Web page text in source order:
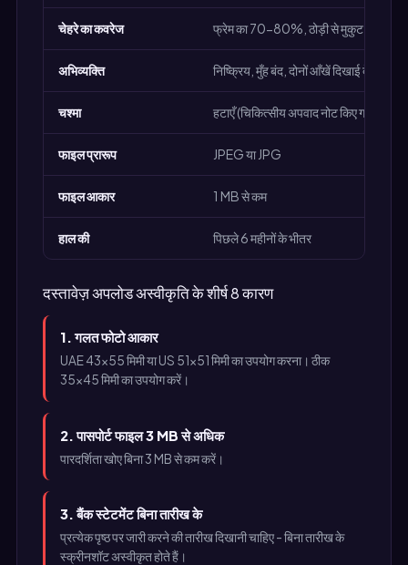
चेहरे का कवरेज फ्रेम का 70-80%, ठोड़ी से मुकुट तक
अभिव्यक्ति निष्क्रिय, मुँह बंद, दोनों आँखें दिखाई दें
चश्मा हटाएँ (चिकित्सीय अपवाद नोट किए गए हैं)
फाइल प्रारूप JPEG या JPG
फाइल आकार 1 MB से कम
हाल की पिछले 6 महीनों के भीतर
दस्तावेज़ अपलोड अस्वीकृति के शीर्ष 8 कारण
1. गलत फोटो आकार
UAE 43×55 मिमी या US 51×51 मिमी का उपयोग करना। ठीक
35×45 मिमी का उपयोग करें।
2. पासपोर्ट फाइल 3 MB से अधिक
पारदर्शिता खोए बिना 3 MB से कम करें।
3. बैंक स्टेटमेंट बिना तारीख के
प्रत्येक पृष्ठ पर जारी करने की तारीख दिखानी चाहिए - बिना तारीख के
स्क्रीनशॉट अस्वीकृत होते हैं।